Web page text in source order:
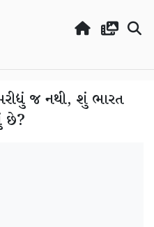
જ નથી, શું ભારત
છે?